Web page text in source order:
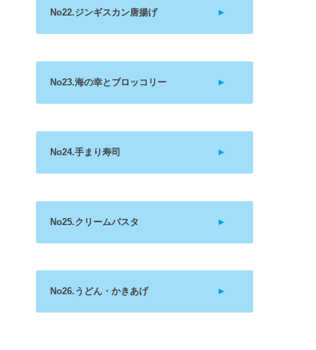
No22.ジンギスカン唐揚げ
No23.海の幸とブロッコリー
No24.手まり寿司
No25.クリームパスタ
No26.うどん・かきあげ